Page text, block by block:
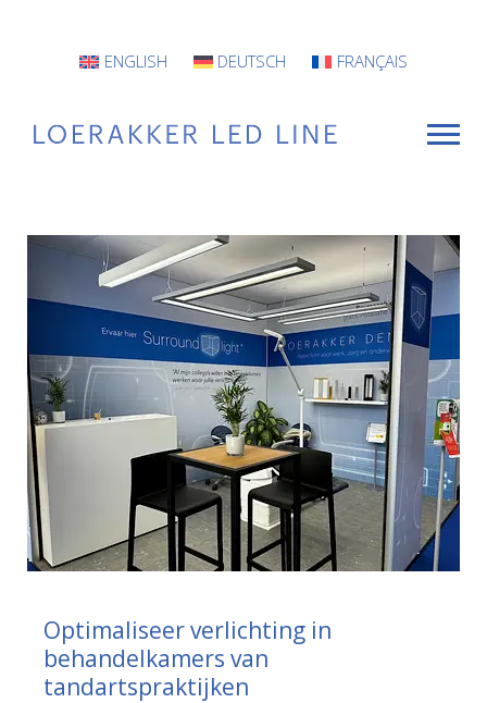
ENGLISH DEUTSCH FRANÇAIS
VOOR WIE
Armaturen
INFO
CONTACT
Optimaliseer verlichting in
behandelkamers van
tandartspraktijken